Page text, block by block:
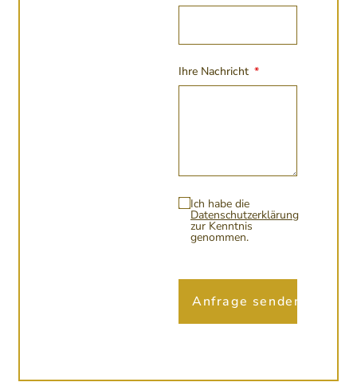
Ihre Nachricht
Ich habe die
Datenschutzerklärung
zur Kenntnis
genommen.
Anfrage senden